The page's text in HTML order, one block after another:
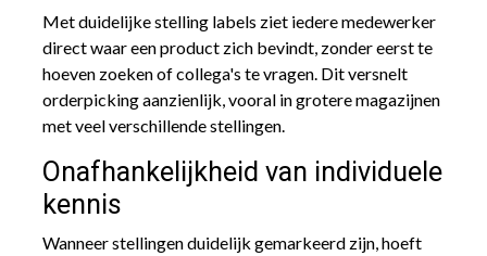
Met duidelijke stelling labels ziet iedere medewerker
direct waar een product zich bevindt, zonder eerst te
hoeven zoeken of collega's te vragen. Dit versnelt
orderpicking aanzienlijk, vooral in grotere magazijnen
met veel verschillende stellingen.
Onafhankelijkheid van individuele
kennis
Wanneer stellingen duidelijk gemarkeerd zijn, hoeft